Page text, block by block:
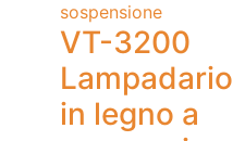
sospensione
VT-3200
Lampadario
in legno a